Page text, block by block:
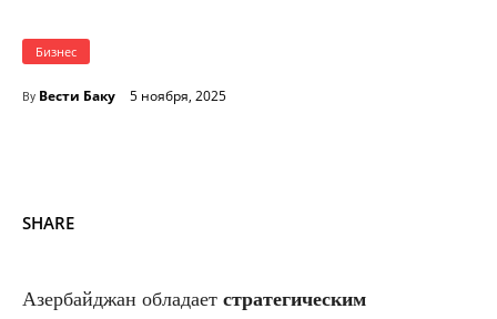
Бизнес
By Вести Баку 5 ноября, 2025
SHARE
Азербайджан обладает стратегическим